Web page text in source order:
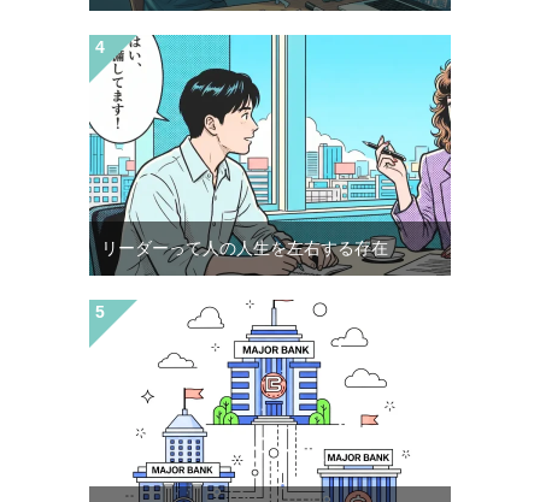
リーダーって人の人生を左右する存在